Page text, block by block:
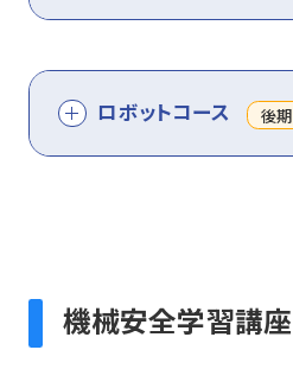
ロボットコース 後期
機械安全学習講座